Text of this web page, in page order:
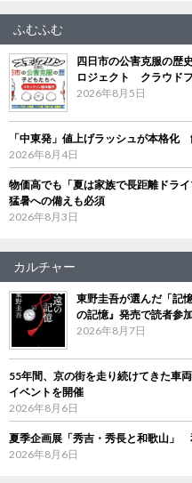
ふむふむ
四日市の公害克服の歴
ロジェクト クラウド
2026年8月5日
「中東発」値上げラッシュが本格
2026年8月4日
物価高でも「夏は家族で長距離ドラ
猛暑への備えも必須
2026年8月3日
カルチャー
東野圭吾が選んだ「記
の記憶』発売で読者参
2026年8月7日
55年間、京の街を走り続けてきた車
イベントを開催
2026年8月6日
夏季企画展「秀吉・秀長と和歌山」
2026年8月6日